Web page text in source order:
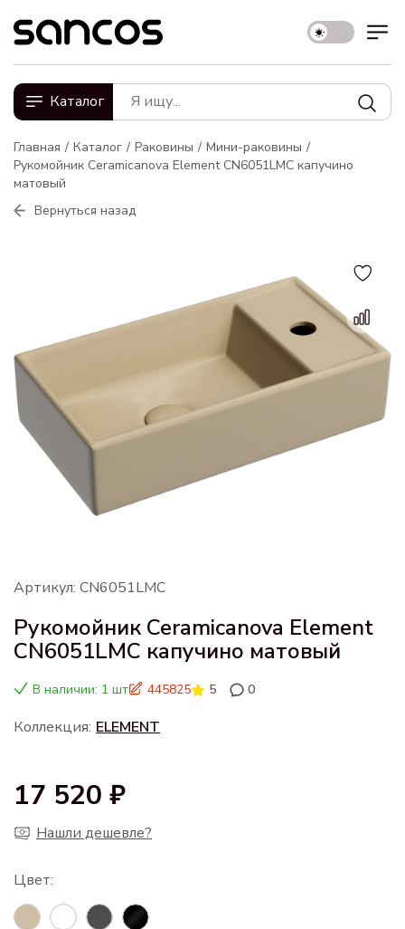
Каталог
Главная Каталог Раковины
Мини-раковины
Рукомойник Ceramicanova Element CN6051LMC капучино
матовый
Вернуться назад
Артикул: CN6051LMC
Рукомойник Ceramicanova Element
CN6051LMC капучино матовый
В наличии: 1 шт 445825 5 0
Коллекция: ELEMENT
17 520 ₽
Нашли дешевле?